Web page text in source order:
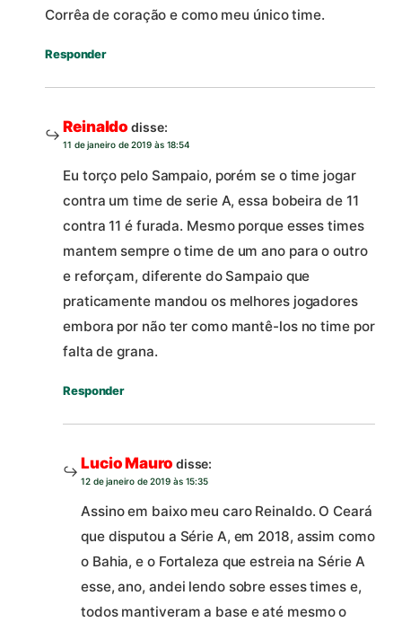
Corrêa de coração e como meu único time.
Responder
Reinaldo disse:
11 de janeiro de 2019 às 18:54
Eu torço pelo Sampaio, porém se o time jogar
contra um time de serie A, essa bobeira de 11
contra 11 é furada. Mesmo porque esses times
mantem sempre o time de um ano para o outro
e reforçam, diferente do Sampaio que
praticamente mandou os melhores jogadores
embora por não ter como mantê-los no time por
falta de grana.
Responder
Lucio Mauro disse:
12 de janeiro de 2019 às 15:35
Assino em baixo meu caro Reinaldo. O Ceará
que disputou a Série A, em 2018, assim como
o Bahia, e o Fortaleza que estreia na Série A
esse, ano, andei lendo sobre esses times e,
todos mantiveram a base e até mesmo o